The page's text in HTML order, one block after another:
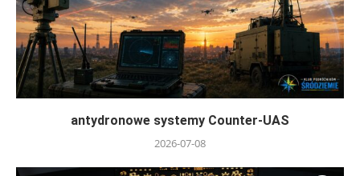
antydronowe systemy Counter-UAS
2026-07-08